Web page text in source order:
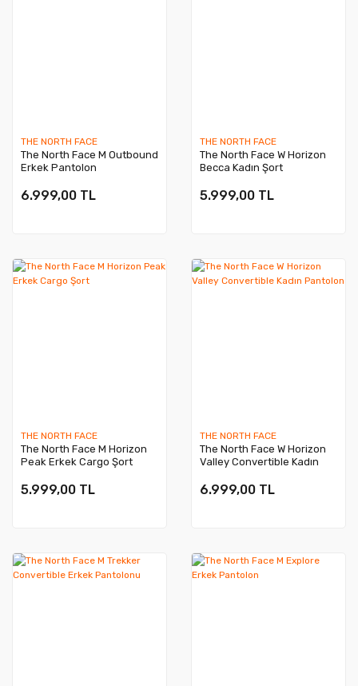
THE NORTH FACE
The North Face M Outbound
Erkek Pantolon
6.999,00 TL
THE NORTH FACE
The North Face W Horizon
Becca Kadın Şort
5.999,00 TL
THE NORTH FACE
The North Face M Horizon
Peak Erkek Cargo Şort
5.999,00 TL
THE NORTH FACE
The North Face W Horizon
Valley Convertible Kadın
6.999,00 TL